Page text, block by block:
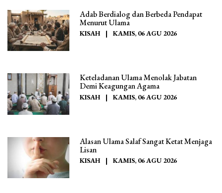
Adab Berdialog dan Berbeda Pendapat
Menurut Ulama
KISAH | KAMIS, 06 AGU 2026
Keteladanan Ulama Menolak Jabatan
Demi Keagungan Agama
KISAH | KAMIS, 06 AGU 2026
Alasan Ulama Salaf Sangat Ketat Menjaga
Lisan
KISAH | KAMIS, 06 AGU 2026